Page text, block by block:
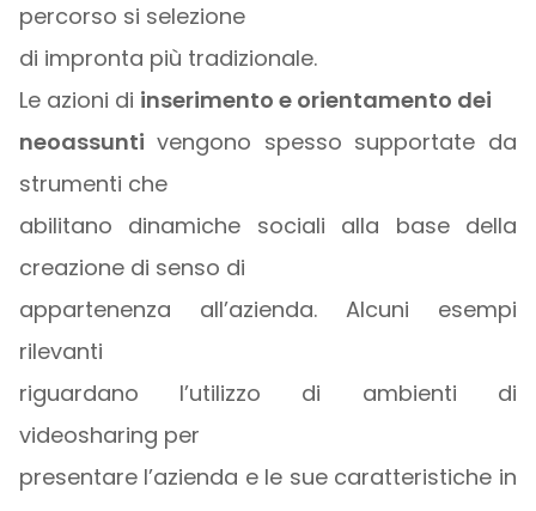
percorso si selezione
di impronta più tradizionale.
Le azioni di inserimento e orientamento dei
neoassunti vengono spesso supportate da
strumenti che
abilitano dinamiche sociali alla base della
creazione di senso di
appartenenza all’azienda. Alcuni esempi
rilevanti
riguardano l’utilizzo di ambienti di
videosharing per
presentare l’azienda e le sue caratteristiche in